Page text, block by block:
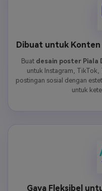
Dibuat untuk Konten
Buat desain poster Piala
untuk Instagram, TikTok,
postingan sosial dengan
untuk
Gaya Fleksibel